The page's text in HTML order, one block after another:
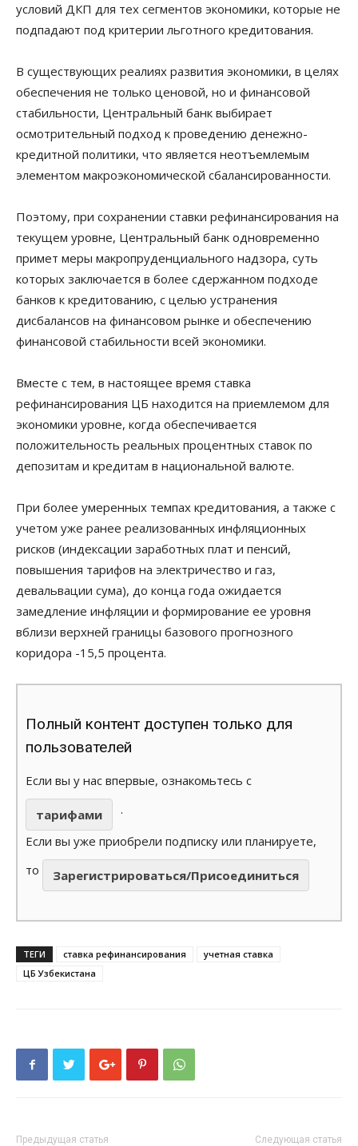
условий ДКП для тех сегментов экономики, которые не
подпадают под критерии льготного кредитования.
В существующих реалиях развития экономики, в целях
обеспечения не только ценовой, но и финансовой
стабильности, Центральный банк выбирает
осмотрительный подход к проведению денежно-
кредитной политики, что является неотъемлемым
элементом макроэкономической сбалансированности.
Поэтому, при сохранении ставки рефинансирования на
текущем уровне, Центральный банк одновременно
примет меры макропруденциального надзора, суть
которых заключается в более сдержанном подходе
банков к кредитованию, с целью устранения
дисбалансов на финансовом рынке и обеспечению
финансовой стабильности всей экономики.
Вместе с тем, в настоящее время ставка
рефинансирования ЦБ находится на приемлемом для
экономики уровне, когда обеспечивается
положительность реальных процентных ставок по
депозитам и кредитам в национальной валюте.
При более умеренных темпах кредитования, а также с
учетом уже ранее реализованных инфляционных
рисков (индексации заработных плат и пенсий,
повышения тарифов на электричество и газ,
девальвации сума), до конца года ожидается
замедление инфляции и формирование ее уровня
вблизи верхней границы базового прогнозного
коридора ­-15,5 процента.
Полный контент доступен только для
пользователей
Если вы у нас впервые, ознакомьтесь с
тарифами
.
Если вы уже приобрели подписку или планируете,
то
Зарегистрироваться/Присоединиться
ТЕГИ ставка рефинансирования
учетная ставка
ЦБ Узбекистана
Предыдущая статья Следующая статья